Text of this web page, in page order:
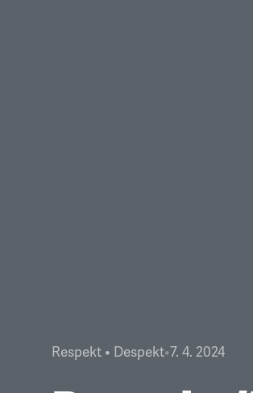
Respekt • Despekt•7. 4. 2024